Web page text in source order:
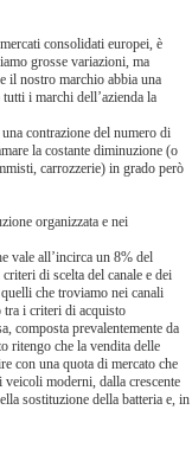
consolidati europei, è
grosse variazioni, ma
il nostro marchio abbia una
i marchi dell’azienda la
contrazione del numero di
la costante diminuzione (o
carrozzerie) in grado però
organizzata e nei
vale all’incirca un 8% del
di scelta del canale e dei
che troviamo nei canali
tra i criteri di acquisto
composta prevalentemente da
ritengo che la vendita delle
con una quota di mercato che
moderni, dalla crescente
sostituzione della batteria e, in